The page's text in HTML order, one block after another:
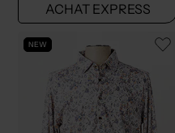
ACHAT EXPRESS
NEW